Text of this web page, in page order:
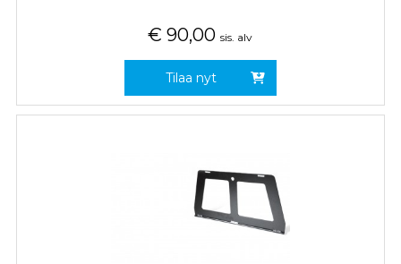
€ 90,00 sis. alv
Tilaa nyt